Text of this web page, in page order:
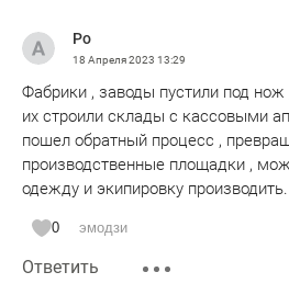
Ро
18 Апреля 2023 13:29
Фабрики , заводы пустили под
их строили склады с кассовыми
пошел обратный процесс ,
производственные площадки ,
одежду и экипировку производить.
0 эмодзи
Ответить